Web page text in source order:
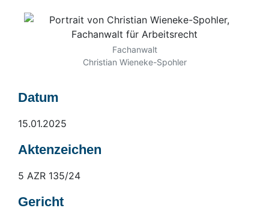
Fachanwalt
Christian Wieneke-Spohler
Datum
15.01.2025
Aktenzeichen
5 AZR 135/24
Gericht